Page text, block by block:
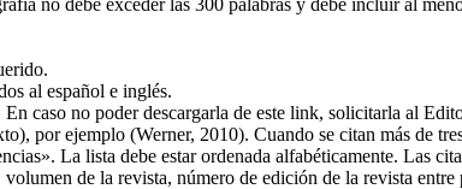
al español e inglés.
En caso no poder descargarla de este link, solicitarla al
por ejemplo (Werner, 2010). Cuando se citan más de
La lista debe estar ordenada alfabéticamente. Las
de la revista, número de edición de la revista entre